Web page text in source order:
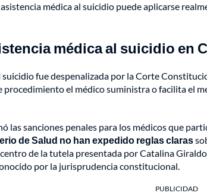
médica al suicidio puede aplicarse
médica al suicidio en
suicidio fue despenalizada por la Corte
procedimiento el médico suministra o facilita el
las sanciones penales para los médicos que
de Salud no han expedido reglas claras
de la tutela presentada por Catalina
por la jurisprudencia constitucional.
PUBLICIDAD